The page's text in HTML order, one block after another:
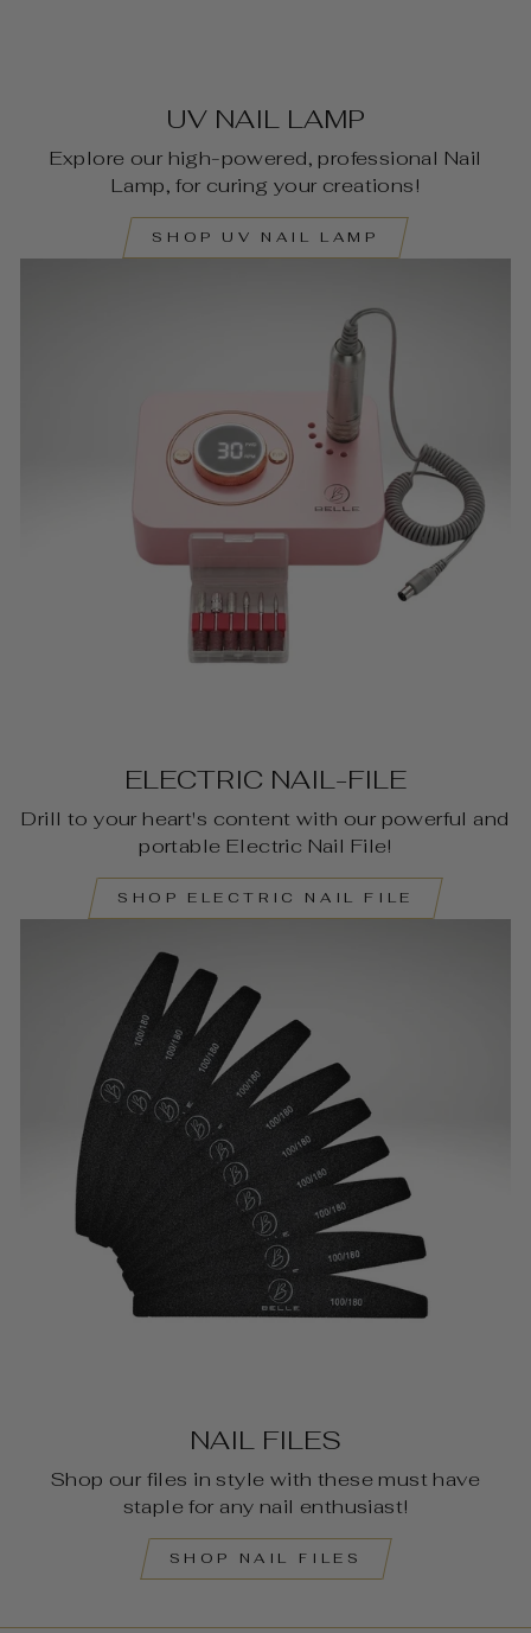
UV NAIL LAMP
Explore our high-powered, professional Nail
Lamp, for curing your creations!
SHOP UV NAIL LAMP
ELECTRIC NAIL-FILE
Drill to your heart's content with our powerful and
portable Electric Nail File!
SHOP ELECTRIC NAIL FILE
NAIL FILES
Shop our files in style with these must have
staple for any nail enthusiast!
SHOP NAIL FILES